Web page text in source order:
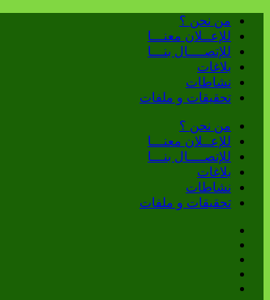
من نحن ؟
للإعــلان معنـــا
للإتصــــال بنـــا
بلاغات
نشاطات
تحقيقات و ملفات
من نحن ؟
للإعــلان معنـــا
للإتصــــال بنـــا
بلاغات
نشاطات
تحقيقات و ملفات